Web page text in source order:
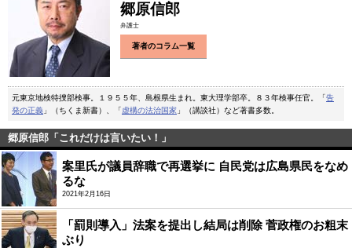
郷原信郎
弁護士
著者のコラム一覧
元東京地検特捜部検事。１９５５年、島根県生まれ。東大理学部卒。８３年検事任官。「告
発の正義 」（ちくま新書）、「虚構の法治国家 」（講談社）など著書多数。
郷原信郎「これだけは言いたい！」
案里氏が議員辞職で再選挙に 自民党は広島県民をなめ
るな
2021年2月16日
「罰則導入」法案を提出し結局は削除 菅政権のお粗末
ぶり